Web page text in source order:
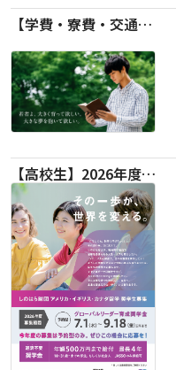
【学費・寮費・交通費給付】2027年度第71期育英生募集
【高校生】2026年度 しのはら財団 アメリカ・イギリス・カナダ英語留学奨学金